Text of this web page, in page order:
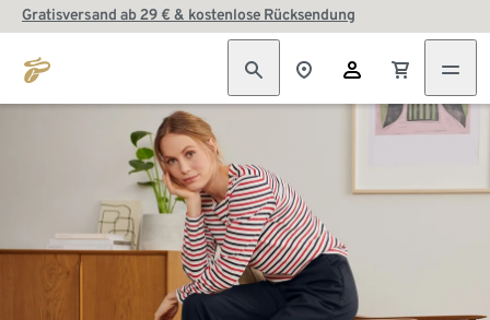
Gratisversand ab 29 € & kostenlose Rücksendung